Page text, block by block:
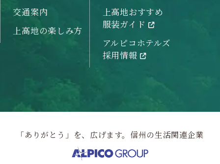
交通案内
上高地の楽しみ方
上高地おすすめ
服装ガイド
アルピコホテルズ
採用情報
「ありがとう」を、広げます。信州の生活関連企業